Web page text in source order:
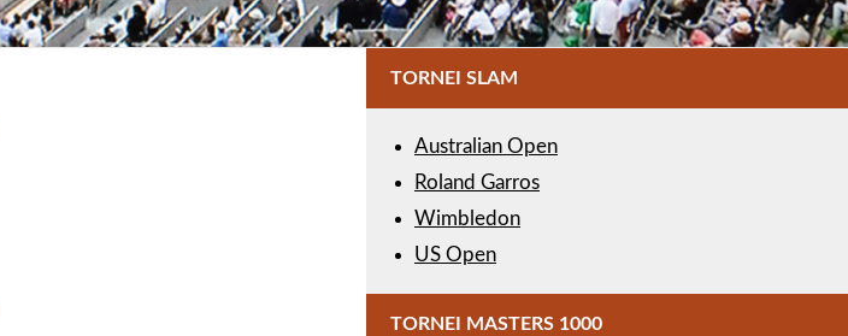
TORNEI SLAM
Australian Open
Roland Garros
Wimbledon
US Open
TORNEI MASTERS 1000